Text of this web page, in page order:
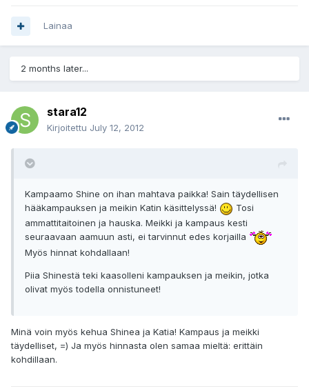
Lainaa
2 months later...
stara12
Kirjoitettu July 12, 2012
Kampaamo Shine on ihan mahtava paikka! Sain täydellisen
hääkampauksen ja meikin Katin käsittelyssä!
Tosi
ammattitaitoinen ja hauska. Meikki ja kampaus kesti
seuraavaan aamuun asti, ei tarvinnut edes korjailla
Myös hinnat kohdallaan!
Piia Shinestä teki kaasolleni kampauksen ja meikin, jotka
olivat myös todella onnistuneet!
Minä voin myös kehua Shinea ja Katia! Kampaus ja meikki
täydelliset, =) Ja myös hinnasta olen samaa mieltä: erittäin
kohdillaan.